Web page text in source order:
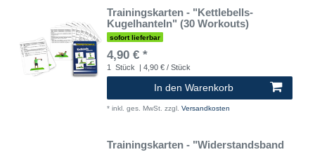
Trainingskarten - "Kettlebells-
Kugelhanteln" (30 Workouts)
sofort lieferbar
4,90 € *
1 Stück | 4,90 € / Stück
In den Warenkorb
* inkl. ges. MwSt. zzgl. Versandkosten
Trainingskarten - "Widerstandsband